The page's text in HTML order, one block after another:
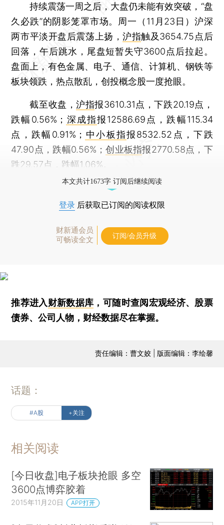
持续震荡一周之后，大盘仍未能有效突破，“盘
久必跌”的阴影笼罩市场。周一（11月23日）沪深
两市平淡开盘后震荡上扬，沪指触及3654.75点后
回落，午后跳水，尾盘短暂失守3600点后拉起。
盘面上，有色金属、电子、通信、计算机、钢铁等
板块领跌，热点散乱，创投概念股一度抢眼。
截至收盘，沪指报3610.31点，下跌20.19点，
跌幅0.56%； 深成指报12586.69点，跌幅115.34
点，跌幅0.91%； 中小板指报8532.52点，下跌
47.90点，跌幅0.56%； 创业板指报2770.58点，下
跌29.57点，跌幅1.06%。
本文共计1673字 订阅后继续阅读
登录 后获取已订阅的阅读权限
财新通会员
可畅读全文
订阅/会员升级
推荐进入财新数据库 ，可随时查阅宏观经济、股票
债券、公司人物，财经数据尽在掌握。
责任编辑：曹文姣 | 版面编辑：李绘馨
话题：
#A股 +关注
相关阅读
[今日收盘]电子板块抢眼 多空
3600点博弈胶着
2015年11月20日 APP打开